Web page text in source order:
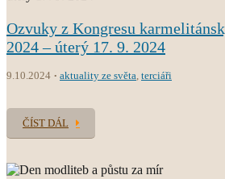
Ozvuky z Kongresu
2024 – úterý 17. 9. 2024
9.10.2024 aktuality ze světa terciáři
ČÍST DÁL